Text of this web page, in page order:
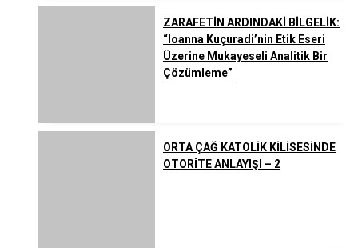
ZARAFETİN ARDINDAKİ BİLGELİK:
“Ioanna Kuçuradi’nin Etik Eseri
Üzerine Mukayeseli Analitik Bir
Çözümleme”
ORTA ÇAĞ KATOLİK KİLİSESİNDE
OTORİTE ANLAYIŞI – 2